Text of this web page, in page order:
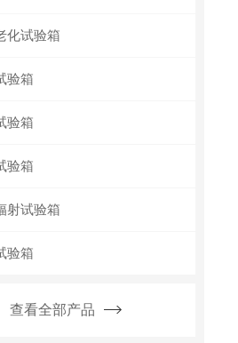
化试验箱
验箱
验箱
验箱
射试验箱
验箱
查看全部产品